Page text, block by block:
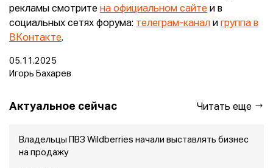
рекламы смотрите на официальном сайте и в
социальных сетях форума: телеграм-канал и группа в
ВКонтакте.
05.11.2025
Игорь Бахарев
Актуальное сейчас Читать еще
Владельцы ПВЗ Wildberries начали выставлять бизнес
на продажу